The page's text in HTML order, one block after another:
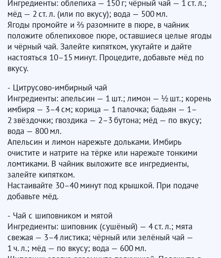
Ингредиенты: облепиха — 150 г; чёрный чай — 1 ст. л.;
мёд — 2 ст. л. (или по вкусу); вода — 500 мл.
Ягоды промойте и ⅔ разомните в пюре, в чайник
положите облепиховое пюре, оставшиеся целые ягоды
и чёрный чай. Залейте кипятком, укутайте и дайте
настояться 10–15 минут. Процедите, добавьте мёд по
вкусу.
- Цитрусово‑имбирный чай
Ингредиенты: апельсин — 1 шт.; лимон — ½ шт.; корень
имбиря — 3–4 см; корица — 1 палочка; бадьян — 1–
2 звёздочки; гвоздика — 2–3 бутона; мёд — по вкусу;
вода — 800 мл.
Апельсин и лимон нарежьте дольками. Имбирь
очистите и натрите на тёрке или нарежьте тонкими
ломтиками. В чайник выложите все ингредиенты,
залейте кипятком.
Настаивайте 30–40 минут под крышкой. При подаче
добавьте мёд.
- Чай с шиповником и мятой
Ингредиенты: шиповник (сушёный) — 4 ст. л.; мята
свежая — 3–4 листика; чёрный или зелёный чай —
1 ч. л.; мёд — по вкусу; вода — 600 мл.